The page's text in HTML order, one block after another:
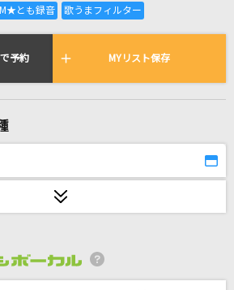
全国りれき
ムで歌われている曲の一覧
予約 MYリスト保存